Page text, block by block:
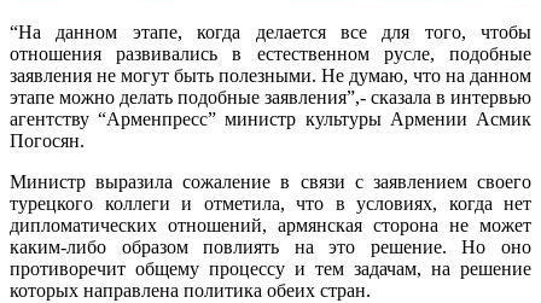
“На данном этапе, когда делается все для того, чтобы
отношения развивались в естественном русле, подобные
заявления не могут быть полезными. Не думаю, что на данном
этапе можно делать подобные заявления”,- сказала в интервью
агентству “Арменпресс” министр культуры Армении Асмик
Погосян.
Министр выразила сожаление в связи с заявлением своего
турецкого коллеги и отметила, что в условиях, когда нет
дипломатических отношений, армянская сторона не может
каким-либо образом повлиять на это решение. Но оно
противоречит общему процессу и тем задачам, на решение
которых направлена политика обеих стран.